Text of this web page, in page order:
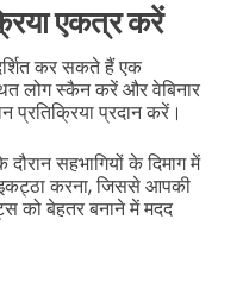
एकत्र करें
कर सकते हैं एक
लोग स्कैन करें और वेबिनार
प्रतिक्रिया प्रदान करें।
सहभागियों के दिमाग में
करना, जिससे आपकी
को बेहतर बनाने में मदद